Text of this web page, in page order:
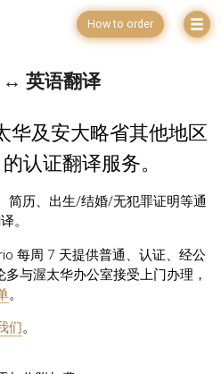
How to order
↔ 英语翻译
华及安大略省其他地区
认证翻译服务。
简历、出生/结婚/无犯罪证明等通
。
每周 7 天提供普通、认证、经公
多与渥太华办公室接受上门办理，
。
们。